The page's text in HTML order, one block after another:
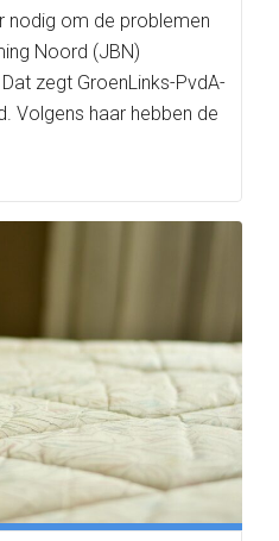
nodig om de problemen
Noord (JBN)
zegt GroenLinks-PvdA-
Volgens haar hebben de